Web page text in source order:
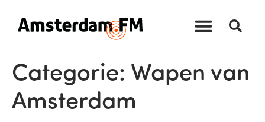
Categorie: Wapen van
Amsterdam